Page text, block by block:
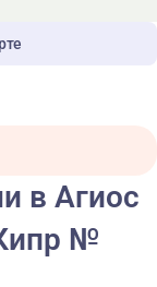
в Агиос
№